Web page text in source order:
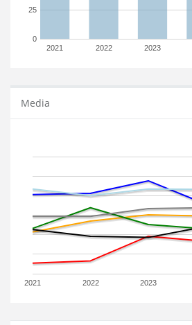
2021 2022 2023
0
25
Media
2021 2022 2023